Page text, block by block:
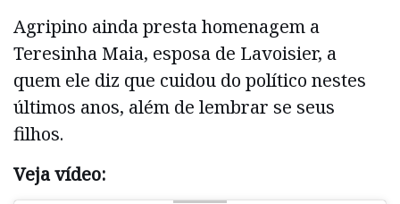
Agripino ainda presta homenagem a
Teresinha Maia, esposa de Lavoisier, a
quem ele diz que cuidou do político nestes
últimos anos, além de lembrar se seus
filhos.
Veja vídeo: